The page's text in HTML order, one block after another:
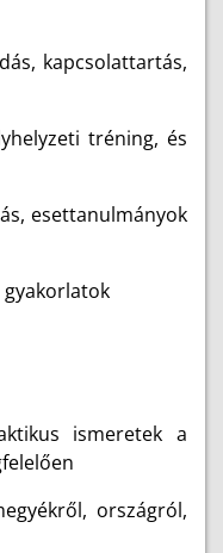
kapcsolattartás,
tréning, és
esettanulmányok
ismeretek a
országról,